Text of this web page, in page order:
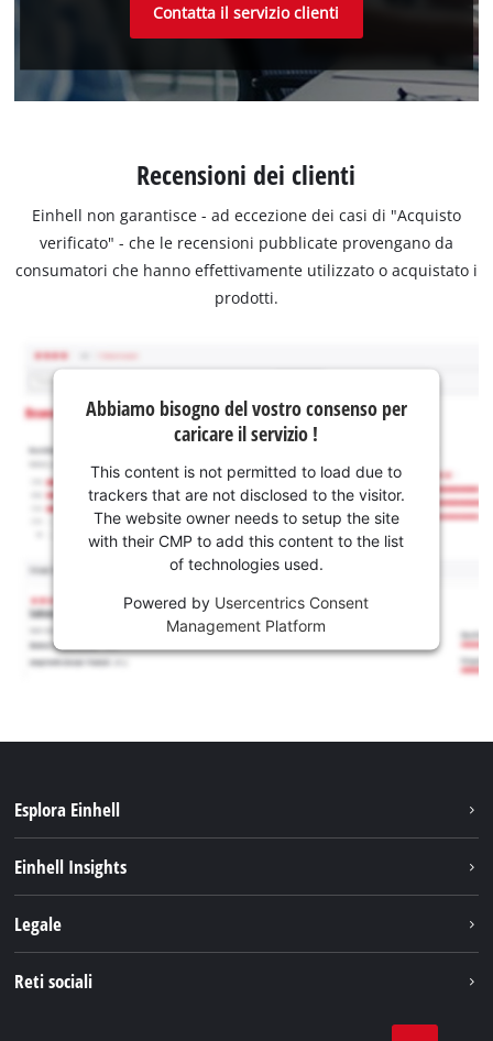
Contatta il servizio clienti
Recensioni dei clienti
Einhell non garantisce - ad eccezione dei casi di "Acquisto
verificato" - che le recensioni pubblicate provengano da
consumatori che hanno effettivamente utilizzato o acquistato i
prodotti.
Abbiamo bisogno del vostro consenso per
caricare il servizio !
This content is not permitted to load due to
trackers that are not disclosed to the visitor.
The website owner needs to setup the site
with their CMP to add this content to the list
of technologies used.
Powered by Usercentrics Consent
Management Platform
Esplora Einhell
Chi siamo
Einhell Insights
Einhell prodotti
Legale
Reti sociali